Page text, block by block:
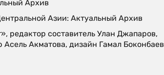
Архив
Азии: Актуальный Архив
редактор составитель Улан Джапаров,
Акматова, дизайн Гамал Боконбаев